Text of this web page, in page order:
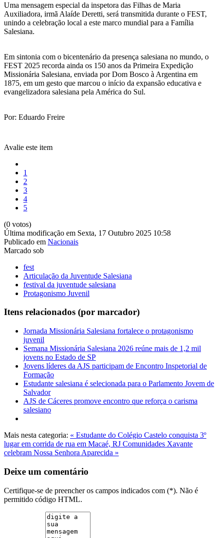
Uma mensagem especial da inspetora das Filhas de Maria
Auxiliadora, irmã Alaíde Deretti, será transmitida durante o FEST,
unindo a celebração local a este marco mundial para a Família
Salesiana.
Em sintonia com o bicentenário da presença salesiana no mundo, o
FEST 2025 recorda ainda os 150 anos da Primeira Expedição
Missionária Salesiana, enviada por Dom Bosco à Argentina em
1875, em um gesto que marcou o início da expansão educativa e
evangelizadora salesiana pela América do Sul.
Por: Eduardo Freire
Avalie este item
1
2
3
4
5
(0 votos)
Última modificação em Sexta, 17 Outubro 2025 10:58
Publicado em Nacionais
Marcado sob
fest
Articulação da Juventude Salesiana
festival da juventude salesiana
Protagonismo Juvenil
Itens relacionados (por marcador)
Jornada Missionária Salesiana fortalece o protagonismo
juvenil
Semana Missionária Salesiana 2026 reúne mais de 1,2 mil
jovens no Estado de SP
Jovens líderes da AJS participam de Encontro Inspetorial de
Formação
Estudante salesiana é selecionada para o Parlamento Jovem de
Salvador
AJS de Cáceres promove encontro que reforça o carisma
salesiano
Mais nesta categoria: « Estudante do Colégio Castelo conquista 3º
lugar em corrida de rua em Macaé, RJ Comunidades Xavante
celebram Nossa Senhora Aparecida »
Deixe um comentário
Certifique-se de preencher os campos indicados com (*). Não é
permitido código HTML.